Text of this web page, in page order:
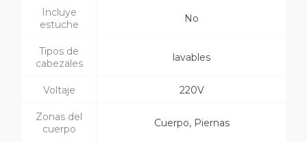
Incluye
estuche
No
Tipos de
cabezales
lavables
Voltaje 220V
Zonas del
cuerpo
Cuerpo, Piernas